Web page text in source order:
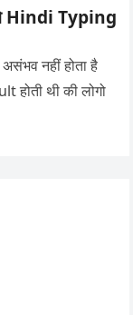
Hindi Typing
नहीं होता है
होती थी की लोगो